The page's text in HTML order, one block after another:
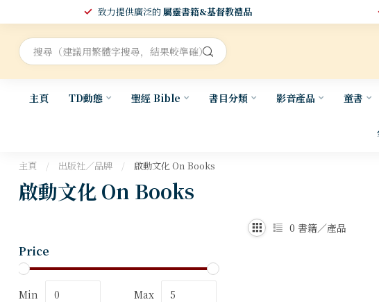
致力提供廣泛的屬靈書籍&基督教禮品
主頁 TD動態 聖經 Bible 書目分類 影音產品 童書
主頁 / 出版社／品牌 / 啟動文化 On Books
啟動文化 On Books
Price
Min Max
0 書籍／產品